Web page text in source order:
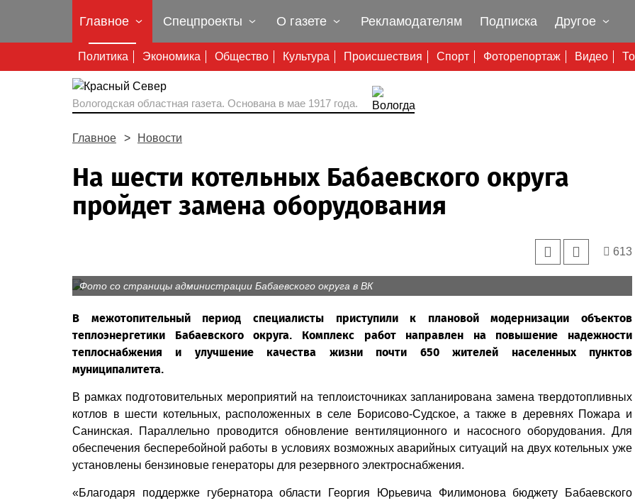
Главное
Политика Экономика Общество Культура Происшествия Спорт Фоторепортаж Видео
Спецпроекты О газете Рекламодателям Подписка Другое
Вологодская областная газета. Основана в мае 1917 года.
Главное Новости
На шести котельных Бабаевского округа
пройдет замена оборудования
613
Фото со страницы администрации Бабаевского округа в ВК
В межотопительный период специалисты приступили к плановой модернизации объектов
теплоэнергетики Бабаевского округа. Комплекс работ направлен на повышение надежности
теплоснабжения и улучшение качества жизни почти 650 жителей населенных пунктов
муниципалитета.
В рамках подготовительных мероприятий на теплоисточниках запланирована замена твердотопливных
котлов в шести котельных, расположенных в селе Борисово-Судское, а также в деревнях Пожара и
Санинская. Параллельно проводится обновление вентиляционного и насосного оборудования. Для
обеспечения бесперебойной работы в условиях возможных аварийных ситуаций на двух котельных уже
установлены бензиновые генераторы для резервного электроснабжения.
«Благодаря поддержке губернатора области Георгия Юрьевича Филимонова бюджету Бабаевского